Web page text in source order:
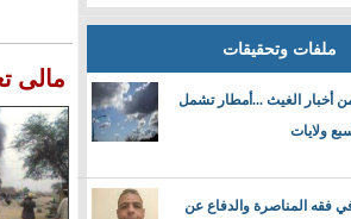
ملفات وتحقيقات
أخبار الغيث ...أمطار تشمل
ولايات
فقه المناصرة والدفاع عن
مالى